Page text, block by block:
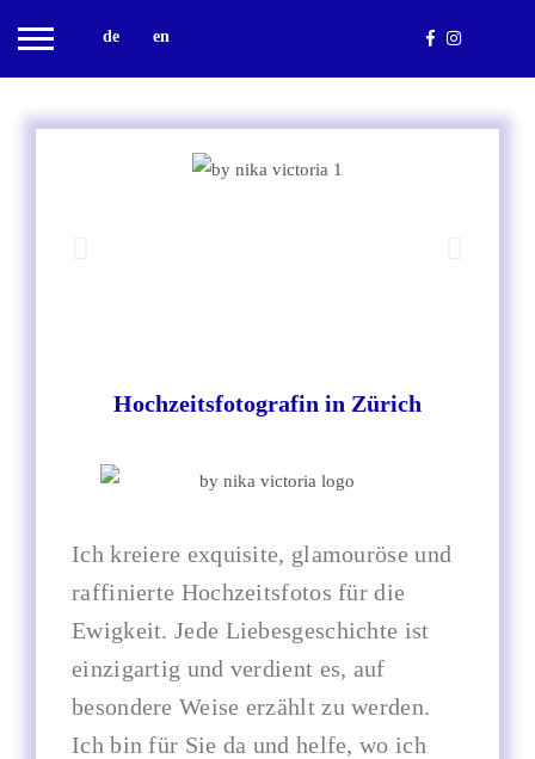
Hochzeitsfotografin in Zürich
Ich kreiere exquisite, glamouröse und
raffinierte Hochzeitsfotos für die
Ewigkeit. Jede Liebesgeschichte ist
einzigartig und verdient es, auf
besondere Weise erzählt zu werden.
Ich bin für Sie da und helfe, wo ich
de en